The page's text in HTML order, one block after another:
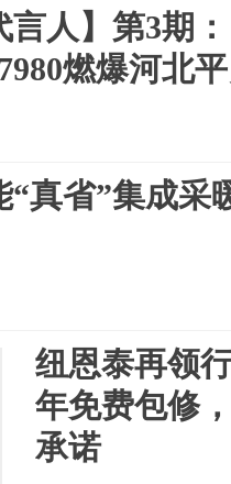
言人】第3期
燃爆河北
“真省”集成采
纽恩泰再领
年免费包修
承诺